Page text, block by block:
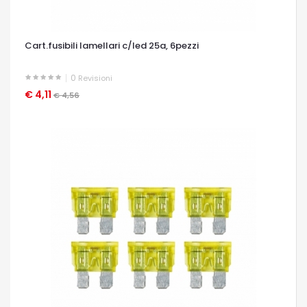
Cart.fusibili lamellari c/led 25a, 6pezzi
0 Revisioni
€ 4,11 € 4,56
OCCHIATA VELOCE